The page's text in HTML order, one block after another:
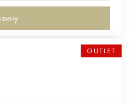
OUTLET